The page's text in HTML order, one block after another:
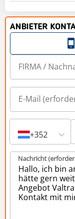
ANBIETER
+352
Nachricht